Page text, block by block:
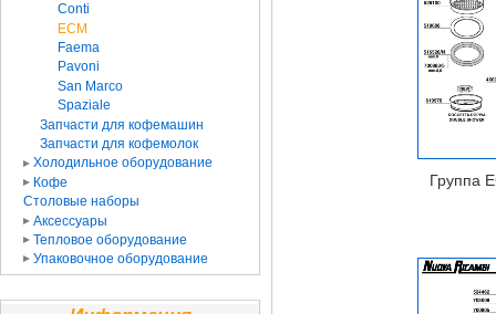
Conti
ECM
Faema
Pavoni
San Marco
Spaziale
Запчасти для кофемашин
Запчасти для кофемолок
Холодильное оборудование
Кофе
Столовые наборы
Аксессуары
Тепловое оборудование
Упаковочное оборудование
Группа